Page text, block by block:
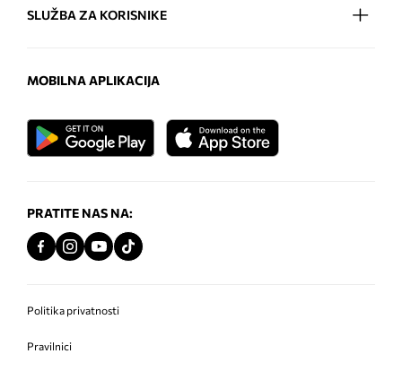
SLUŽBA ZA KORISNIKE
MOBILNA APLIKACIJA
PRATITE NAS NA:
Politika privatnosti
Pravilnici